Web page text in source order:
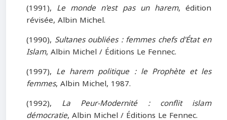
(1991), Le monde n'est pas un harem, édition
révisée, Albin Michel.
(1990), Sultanes oubliées : femmes chefs d'État en
Islam, Albin Michel / Éditions Le Fennec.
(1997), Le harem politique : le Prophète et les
femmes, Albin Michel, 1987.
(1992), La Peur-Modernité : conflit islam
démocratie, Albin Michel / Éditions Le Fennec.